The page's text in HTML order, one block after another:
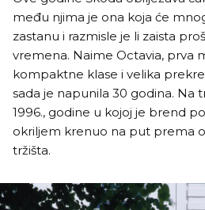
među njima je ona koja će
zastanu i razmisle je li zaista
vremena. Naime Octavia, prva
kompaktne klase i velika
sada je napunila 30 godina. Na
1996., godine u kojoj je brend
okriljem krenuo na put prema
tržišta.